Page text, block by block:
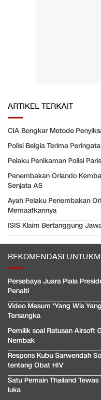
ARTIKEL TERKAIT
CIA Bongkar Metode
Polisi Belgia Terima
Pelaku Penikaman Polisi
Penembakan Orlando
Senjata AS
Ayah Pelaku Penembakan
Memaafkannya
ISIS Klaim Bertanggung
REKOMENDASI
Persebaya Juara Piala
Penalti
Video Mesum 'Yang Wis
Tersangka
Pemilik soal Ratusan Airsoft
Nembak
Respons Kubu Sarwendah
tentang Obat HIV
Satu Pemain Thailand
luka